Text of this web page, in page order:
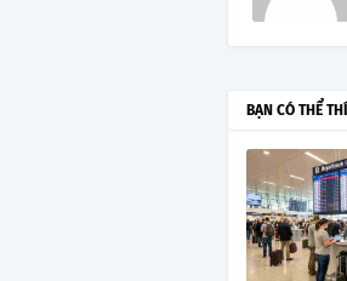
BẠN CÓ THỂ